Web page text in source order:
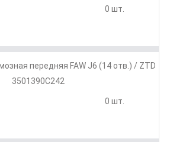
0 шт.
передняя FAW J6 (14 отв.) / ZTD
3501390C242
0 шт.